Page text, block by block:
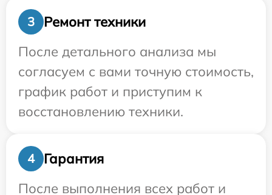
3
Ремонт техники
После детального анализа мы
согласуем с вами точную стоимость,
график работ и приступим к
восстановлению техники.
4
Гарантия
После выполнения всех работ и